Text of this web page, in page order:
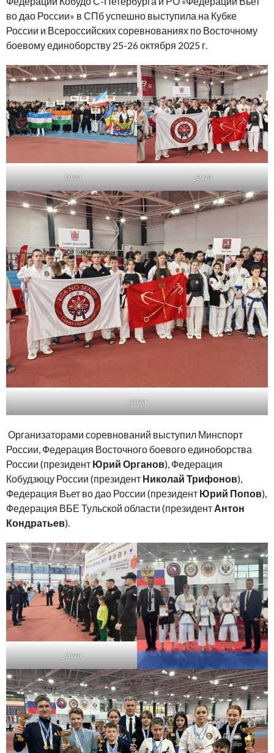
во дао России» в СПб успешно выступила на Кубке
России и Всероссийских соревнованиях по Восточному
боевому единоборству 25-26 октября 2025 г.
_cuva _cuva
_cuva
Организаторами соревнований выступил Минспорт
России, Федерация Восточного боевого единоборства
России (президент Юрий Органов), Федерация
Кобудзюцу России (президент Николай Трифонов),
Федерация Вьет во дао России (президент Юрий Попов),
Федерация ВБЕ Тульской области (президент Антон
Кондратьев).
_cuva